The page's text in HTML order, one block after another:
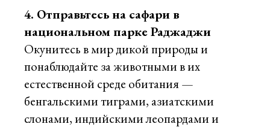
4. Отправьтесь на сафари в
национальном парке Раджаджи
Окунитесь в мир дикой природы и
понаблюдайте за животными в их
естественной среде обитания —
бенгальскими тиграми, азиатскими
слонами, индийскими леопардами и